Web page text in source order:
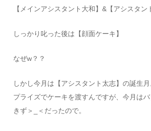
【メインアシスタント大和】&【アシスタ
しっかり叱った後は【顔面ケーキ】
なぜw？？
しかし今月は【アシスタント太志】の誕生
プライズでケーキを渡すんですが、今月は
きず＞_＜だったので。